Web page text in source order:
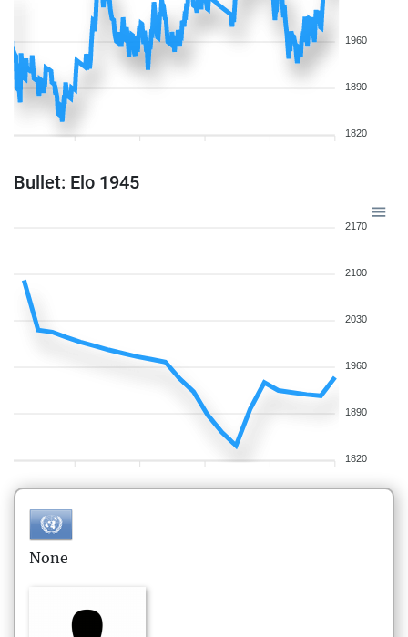
1960
1890
1820
Bullet: Elo 1945
2170
2100
2030
1960
1890
1820
None